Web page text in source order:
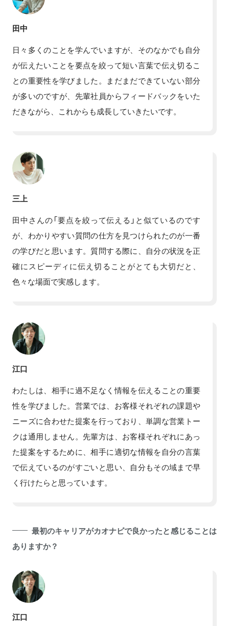
田中
日々多くのことを学んでいますが、そのなかでも自分
が伝えたいことを要点を絞って短い言葉で伝え切るこ
との重要性を学びました。まだまだできていない部分
が多いのですが、先輩社員からフィードバックをいた
だきながら、これからも成長していきたいです。
三上
田中さんの「要点を絞って伝える」と似ているのです
が、わかりやすい質問の仕方を見つけられたのが一番
の学びだと思います。質問する際に、自分の状況を正
確にスピーディに伝え切ることがとても大切だと、
色々な場面で実感します。
江口
わたしは、相手に過不足なく情報を伝えることの重要
性を学びました。営業では、お客様それぞれの課題や
ニーズに合わせた提案を行っており、単調な営業トー
クは通用しません。先輩方は、お客様それぞれにあっ
た提案をするために、相手に適切な情報を自分の言葉
で伝えているのがすごいと思い、自分もその域まで早
く行けたらと思っています。
最初のキャリアがカオナビで良かったと感じることは
ありますか？
江口